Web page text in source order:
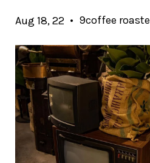
Aug 18, 22 • 9coffee